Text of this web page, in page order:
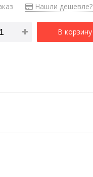
Нашли дешевле?
В корзину